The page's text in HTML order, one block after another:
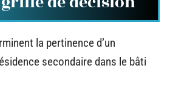
la pertinence d’un
secondaire dans le bâti